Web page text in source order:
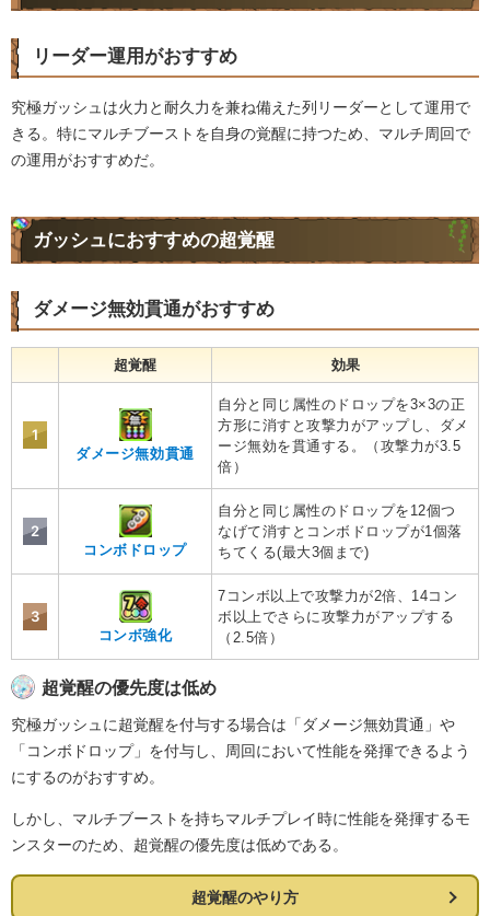
リーダー運用がおすすめ
究極ガッシュは火力と耐久力を兼ね備えた列リーダーとして運用で
きる。特にマルチブーストを自身の覚醒に持つため、マルチ周回で
の運用がおすすめだ。
ガッシュにおすすめの超覚醒
ダメージ無効貫通がおすすめ
超覚醒 効果
1
ダメージ無効貫通
自分と同じ属性のドロップを3×3の正
方形に消すと攻撃力がアップし、ダメ
ージ無効を貫通する。（攻撃力が3.5
倍）
2
コンボドロップ
自分と同じ属性のドロップを12個つ
なげて消すとコンボドロップが1個落
ちてくる(最大3個まで)
3
コンボ強化
7コンボ以上で攻撃力が2倍、14コン
ボ以上でさらに攻撃力がアップする
（2.5倍）
超覚醒の優先度は低め
究極ガッシュに超覚醒を付与する場合は「ダメージ無効貫通」や
「コンボドロップ」を付与し、周回において性能を発揮できるよう
にするのがおすすめ。
しかし、マルチブーストを持ちマルチプレイ時に性能を発揮するモ
ンスターのため、超覚醒の優先度は低めである。
超覚醒のやり方